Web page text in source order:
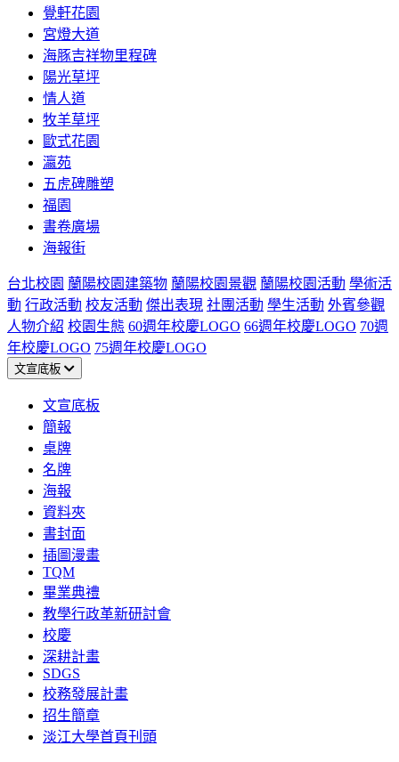
覺軒花園
宮燈大道
海豚吉祥物里程碑
陽光草坪
情人道
牧羊草坪
歐式花園
瀛苑
五虎碑雕塑
福園
書卷廣場
海報街
台北校園 蘭陽校園建築物 蘭陽校園景觀 蘭陽校園活動 學術活
動 行政活動 校友活動 傑出表現 社團活動 學生活動 外賓參觀
人物介紹 校園生態 60週年校慶LOGO 66週年校慶LOGO 70週
年校慶LOGO 75週年校慶LOGO
文宣底板
文宣底板
簡報
桌牌
名牌
海報
資料夾
書封面
插圖漫畫
TQM
畢業典禮
教學行政革新研討會
校慶
深耕計畫
SDGS
校務發展計畫
招生簡章
淡江大學首頁刊頭